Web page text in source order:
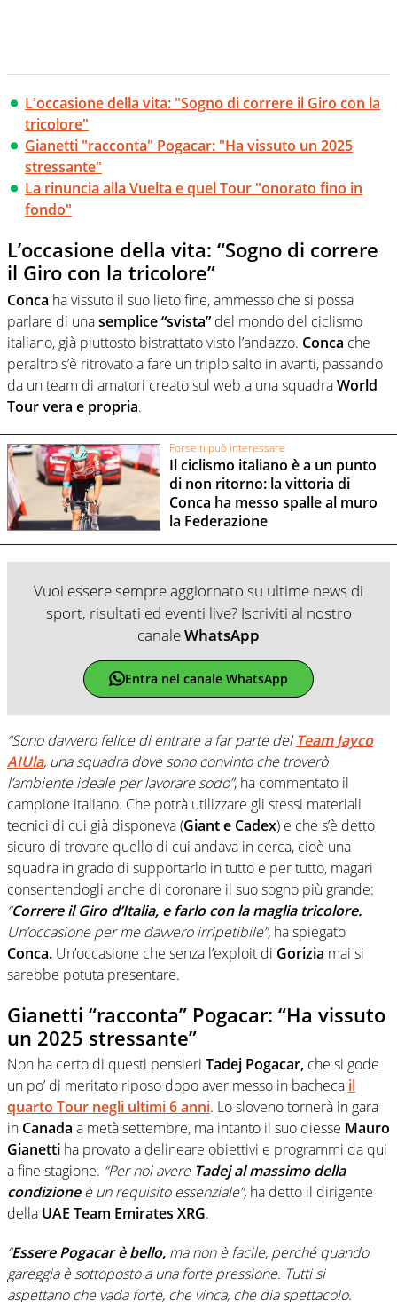
L'occasione della vita: "Sogno di correre il Giro con la
tricolore"
Gianetti "racconta" Pogacar: "Ha vissuto un 2025
stressante"
La rinuncia alla Vuelta e quel Tour "onorato fino in
fondo"
L’occasione della vita: “Sogno di correre
il Giro con la tricolore”
Conca ha vissuto il suo lieto fine, ammesso che si possa
parlare di unasemplice “svista” del mondo del ciclismo
italiano, già piuttosto bistrattato visto l’andazzo. Conca che
peraltro s’è ritrovato a fare un triplo salto in avanti, passando
da un team di amatori creato sul web a una squadraWorld
Tour vera e propria.
Forse ti può interessare
Il ciclismo italiano è a un punto
di non ritorno: la vittoria di
Conca ha messo spalle al muro
la Federazione
Vuoi essere sempre aggiornato su ultime news di
sport, risultati ed eventi live? Iscriviti al nostro
canaleWhatsApp
Entra nel canale WhatsApp
“Sono davvero felice di entrare a far parte del Team Jayco
AIUla, una squadra dove sono convinto che troverò
l’ambiente ideale per lavorare sodo”, ha commentato il
campione italiano. Che potrà utilizzare gli stessi materiali
tecnici di cui già disponeva (Giant e Cadex) e che s’è detto
sicuro di trovare quello di cui andava in cerca, cioè una
squadra in grado di supportarlo in tutto e per tutto, magari
consentendogli anche di coronare il suo sogno più grande:
“Correre il Giro d’Italia, e farlo con la maglia tricolore.
Un’occasione per me davvero irripetibile”, ha spiegato
Conca. Un’occasione che senza l’exploit di Gorizia mai si
sarebbe potuta presentare.
Gianetti “racconta” Pogacar: “Ha vissuto
un 2025 stressante”
Non ha certo di questi pensieri Tadej Pogacar, che si gode
un po’ di meritato riposo dopo aver messo in bacheca il
quarto Tour negli ultimi 6 anni. Lo sloveno tornerà in gara
in Canada a metà settembre, ma intanto il suo diesse Mauro
Gianetti ha provato a delineare obiettivi e programmi da qui
a fine stagione. “Per noi avereTadej al massimo della
condizioneè un requisito essenziale”, ha detto il dirigente
della UAE Team Emirates XRG.
“Essere Pogacar è bello, ma non è facile, perché quando
gareggia è sottoposto a una forte pressione. Tutti si
aspettano che vada forte, che vinca, che dia spettacolo.